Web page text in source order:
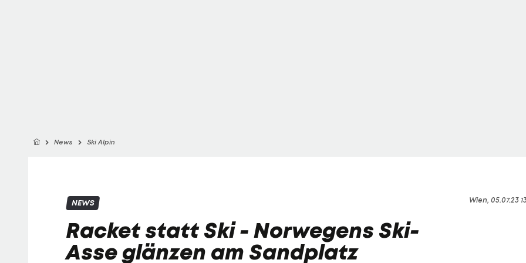
News Ski Alpin
Wien, 05.07.23
NEWS
Racket statt Ski - Norwegens Ski-
Asse glänzen am Sandplatz